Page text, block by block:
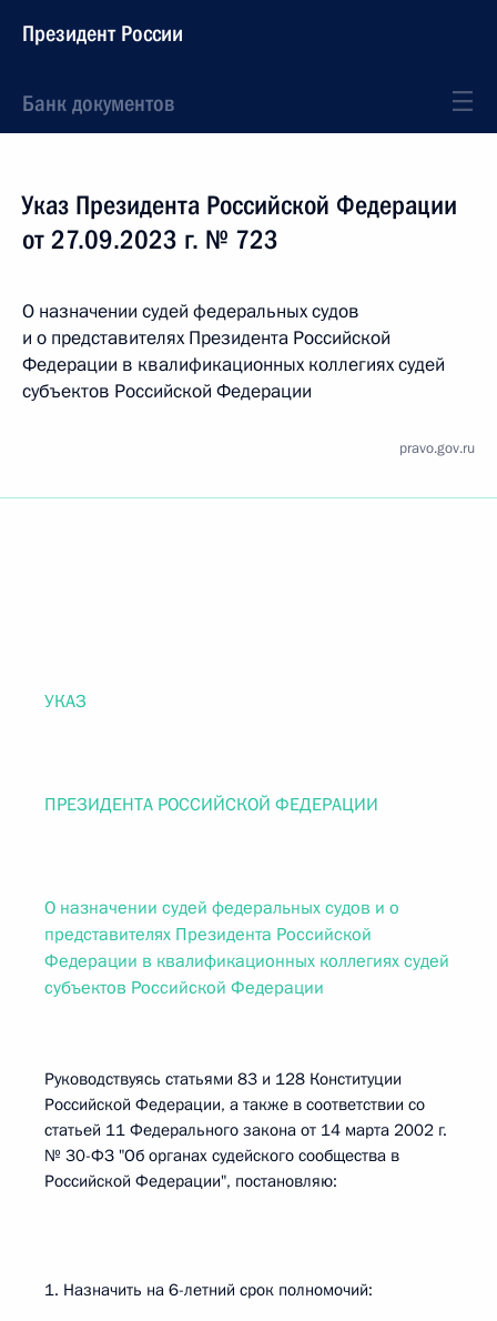
Президент России
Банк документов
Указ Президента Российской Федерации
от 27.09.2023 г. № 723
О назначении судей федеральных судов
и о представителях Президента Российской
Федерации в квалификационных коллегиях судей
субъектов Российской Федерации
pravo.gov.ru
УКАЗ
ПРЕЗИДЕНТА РОССИЙСКОЙ ФЕДЕРАЦИИ
О назначении судей федеральных судов и о
представителях Президента Российской
Федерации в квалификационных коллегиях судей
субъектов Российской Федерации
Руководствуясь статьями 83 и 128 Конституции
Российской Федерации, а также в соответствии со
статьей 11 Федерального закона от 14 марта 2002 г.
№ 30-ФЗ "Об органах судейского сообщества в
Российской Федерации", постановляю:
1. Назначить на 6-летний срок полномочий: